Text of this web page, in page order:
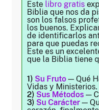
Este libro gratis
Biblia que nos da
son los falsos
los buenos.
de identificarlos
para que puedas
Este es un
que la Biblia tiene
1) Su Fruto — Qué
Vidas y Ministerios.
2) Sus Métodos —
3) Su Carácter —